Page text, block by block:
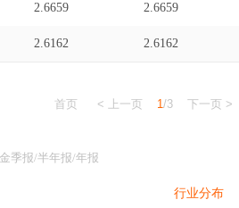
2.6659 2.6659
2.6162 2.6162
首页 < 上一页 1/3 下一页 >
季报/半年报/年报
行业分布